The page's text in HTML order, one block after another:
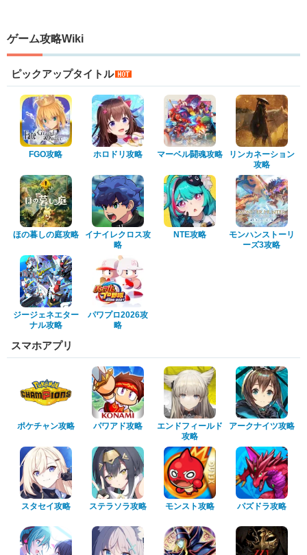
ゲーム攻略Wiki
ピックアップタイトル
FGO攻略 ホロドリ攻略 マーベル闘魂攻略
リンカネーション
攻略
ほの暮しの庭攻略
イナイレクロス攻
略
NTE攻略
モンハンストーリ
ーズ3攻略
ジージェネエター
ナル攻略
パワプロ2026攻
略
スマホアプリ
ポケチャン攻略 パワアド攻略
エンドフィールド
攻略
アークナイツ攻略
スタセイ攻略 ステラソラ攻略 モンスト攻略 パズドラ攻略